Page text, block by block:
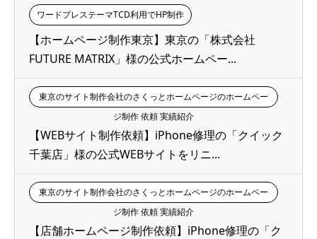
ワードプレステーマTCD利用でHP制作
【ホームページ制作東京】東京の「株式会社
FUTURE MATRIX」様の公式ホームペー...
東京のサイト制作会社のさくっとホームページのホームペー
ジ制作 依頼 実績紹介
【WEBサイト制作依頼】iPhone修理の「クイック
千葉店」様の公式WEBサイトをリニ...
東京のサイト制作会社のさくっとホームページのホームペー
ジ制作 依頼 実績紹介
【店舗ホームページ制作依頼】iPhone修理の「ク